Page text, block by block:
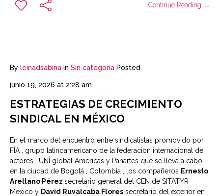
Continue Reading →
By leinadsabina in Sin categoría Posted
junio 19, 2026 at 2:28 am
ESTRATEGIAS DE CRECIMIENTO
SINDICAL EN MÉXICO
En el marco del encuentro entre sindicalistas promovido por
FÍA , grupo latinoamericano de la federación internacional de
actores , UNÍ global Americas y Panartes que se lleva a cabo
en la ciudad de Bogotá , Colombia , los compañeros Ernesto
Arellano Pérez secretario general del CEN de SITATYR
México y David Ruvalcaba Flores secretario del exterior en